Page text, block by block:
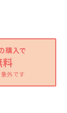
購入で
料
外です